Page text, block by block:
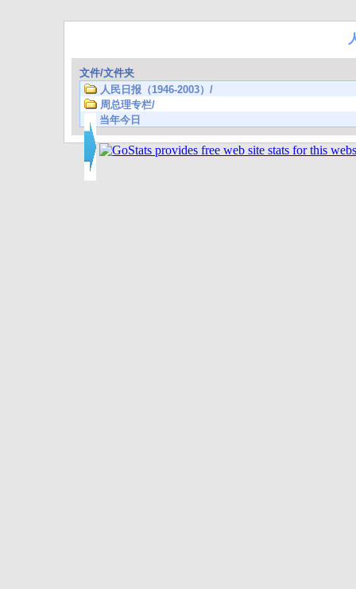
文件/文件夹
人民日报（1946-2003）/
周总理专栏/
当年今日